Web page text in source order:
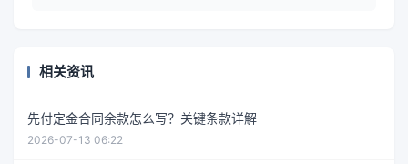
相关资讯
先付定金合同余款怎么写？关键条款详解
2026-07-13 06:22